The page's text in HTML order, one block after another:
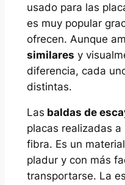
usado para las
es muy popular
ofrecen. Aunque
similares y
diferencia, cada
distintas.
Las baldas de
placas realizadas
fibra. Es un material
pladur y con más
transportarse. La